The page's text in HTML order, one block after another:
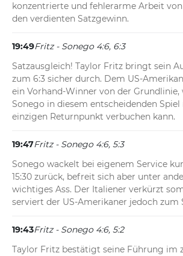
konzentrierte und fehlerarme Arbeit
den verdienten Satzgewinn.
19:49Fritz - Sonego 4:6, 6:3
Satzausgleich! Taylor Fritz bringt sein
zum 6:3 sicher durch. Dem US-
ein Vorhand-Winner von der Grundlinie,
Sonego in diesem entscheidenden Spiel
einzigen Returnpunkt verbuchen kann.
19:47Fritz - Sonego 4:6, 5:3
Sonego wackelt bei eigenem Service
15:30 zurück, befreit sich aber unter
wichtiges Ass. Der Italiener verkürzt
serviert der US-Amerikaner jedoch zum
19:43Fritz - Sonego 4:6, 5:2
Taylor Fritz bestätigt seine Führung im